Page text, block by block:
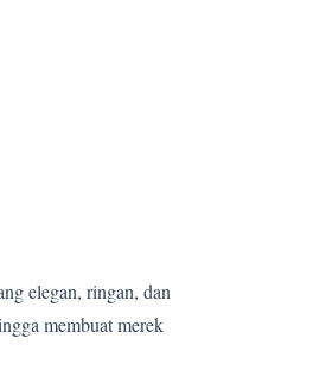
elegan, ringan, dan
membuat merek